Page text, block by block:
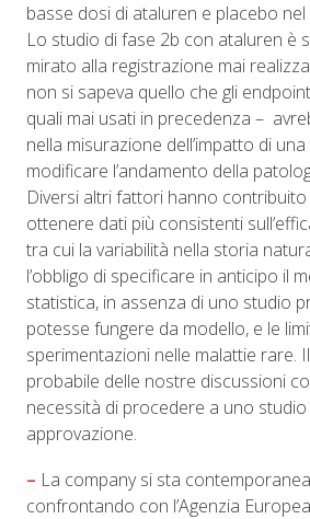
basse dosi di ataluren e placebo nel
Lo studio di fase 2b con ataluren è
mirato alla registrazione mai
non si sapeva quello che gli
quali mai usati in precedenza –
nella misurazione dell’impatto di
modificare l’andamento della
Diversi altri fattori hanno
ottenere dati più consistenti
tra cui la variabilità nella storia
l’obbligo di specificare in anticipo il
statistica, in assenza di uno studio
potesse fungere da modello, e le
sperimentazioni nelle malattie rare.
probabile delle nostre discussioni
necessità di procedere a uno
approvazione.
– La company si sta
confrontando con l’Agenzia